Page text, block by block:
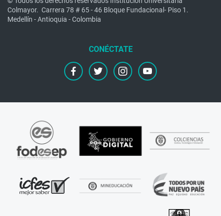
Colmayor. Carrera 78 # 65 - 46 Bloque Fundacional- Piso 1.
Medellín - Antioquia - Colombia
facebooktwitter instagramyoutube